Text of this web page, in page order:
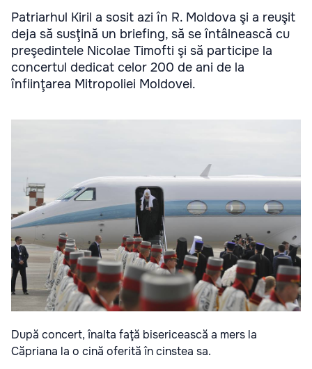
Patriarhul Kiril a sosit azi în R. Moldova şi a reuşit
deja să susţină un briefing, să se întâlnească cu
preşedintele Nicolae Timofti şi să participe la
concertul dedicat celor 200 de ani de la
înfiinţarea Mitropoliei Moldovei.
După concert, înalta faţă bisericească a mers la
Căpriana la o cină oferită în cinstea sa.